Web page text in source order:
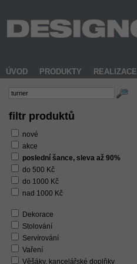
ÚVOD PRODUKTY REALIZACE
filtr produktů
nové
akce
poslední šance, sleva až 90%
do 500 Kč
do 1000 Kč
nad 1000 Kč
Dekorace
Stolování
Servírování
Vaření
Věšáky, kancelářské doplňky